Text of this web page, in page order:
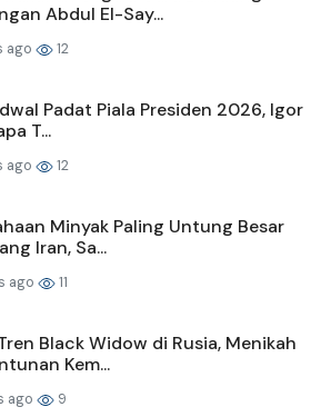
Abdul El-Say...
ago 12
Padat Piala Presiden 2026, Igor
T...
ago 12
Minyak Paling Untung Besar
Iran, Sa...
ago 11
Black Widow di Rusia, Menikah
Kem...
ago 9